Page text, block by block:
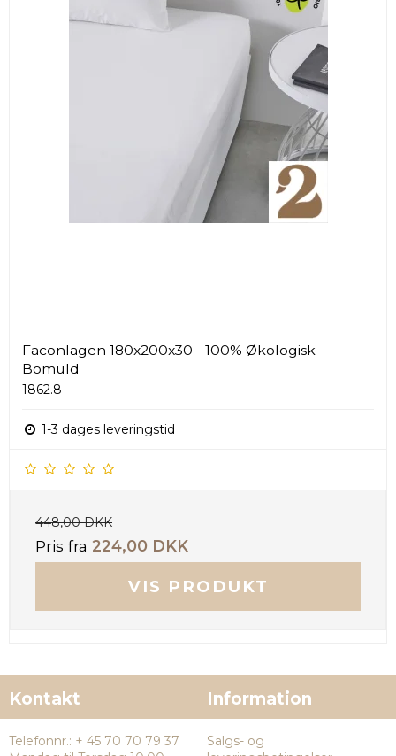
Faconlagen 180x200x30 - 100% Økologisk
Bomuld
1862.8
1-3 dages leveringstid
448,00 DKK
Pris fra 224,00 DKK
VIS PRODUKT
Kontakt
Telefonnr.: + 45 70 70 79 37
Information
Salgs- og